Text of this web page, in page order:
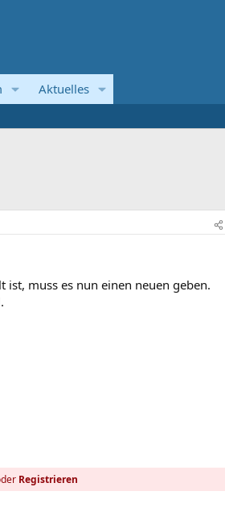
Aktuelles
muss es nun einen neuen geben.
Registrieren